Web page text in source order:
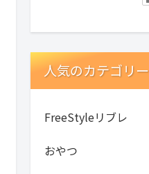
人気のカテゴリー
FreeStyleリブレ
おやつ